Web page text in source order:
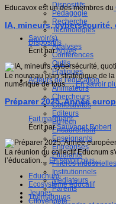
Dispositifs
Pédagogie
Recherche
Technologies
Savoir(s)
Analyses
Conférences
Outils
Pratiques
Acteurs de l'éducation
Animateurs
Chercheurs
Collectivités
Editeurs
EdTech
Encadrement
Enseignants
Entreprises
Etudiants
Filières industrielles
Institutionnels
Médiateurs
Parents
Thématiques
Educavox est un des membres du
IA, mineurs,
Dispositifs
Écrit parAn@é
Le nouveau plan stratégique de
numérique de tous.…En savoir
Préparer 2025, Année
Fait marquant
Écrit parSauvaget Robert
La réunion du collectif Educnum
l’éducation… En savoir plus...
Educnum
Ecosystème éducatif
Jeunes
Citoyenneté